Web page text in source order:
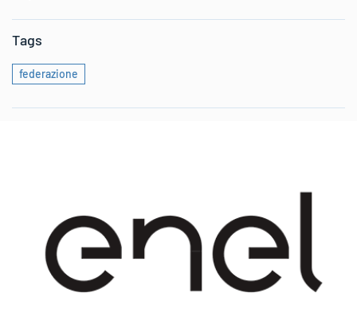
Tags
federazione